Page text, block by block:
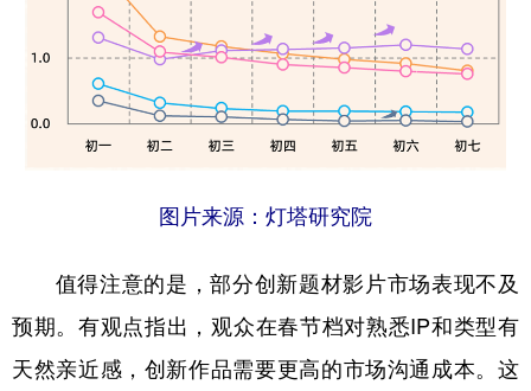
图片来源：灯塔研究院
值得注意的是，部分创新题材影片市场表现不及
预期。有观点指出，观众在春节档对熟悉IP和类型有
天然亲近感，创新作品需要更高的市场沟通成本。这